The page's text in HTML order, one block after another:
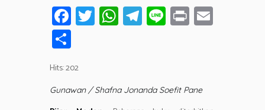
Fa
ce
o
ok
T
wi
W
h
A
T
el
a
Li
n
Pr
in
h
ar
e
Hits: 202
Gunawan / Shafna Jonanda Soefit Pane